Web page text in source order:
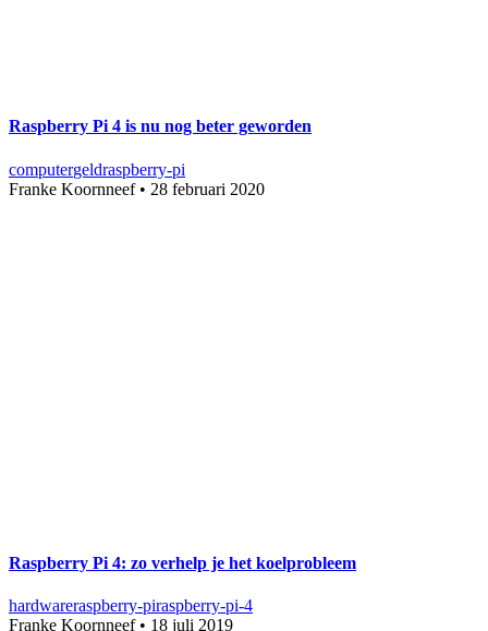
Raspberry Pi 4 is nu nog beter geworden
computergeldraspberry-pi
Franke Koornneef• 28 februari 2020
Raspberry Pi 4: zo verhelp je het koelprobleem
hardwareraspberry-piraspberry-pi-4
Franke Koornneef• 18 juli 2019